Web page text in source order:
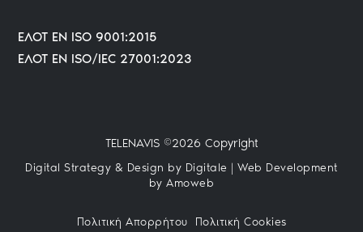
ΕΛΟΤ ΕΝ ISO 9001:2015
ΕΛΟΤ EN ISO/IEC 27001:2023
TELENAVIS ©2026 Copyright
Digital Strategy & Design by Digitale |Web Development
by Amoweb
Πολιτική Απορρήτου Πολιτική Cookies